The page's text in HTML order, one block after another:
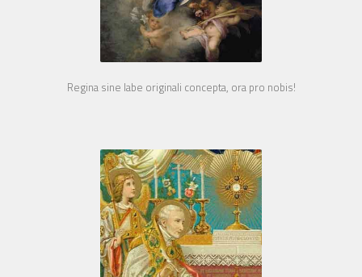
Regina sine labe originali concepta, ora pro nobis!